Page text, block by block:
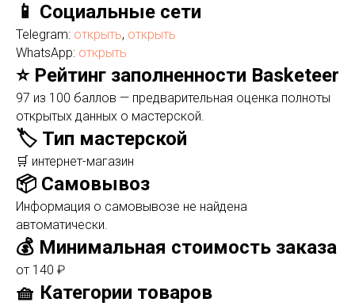
📱 Социальные сети
Telegram: открыть, открыть
WhatsApp: открыть
⭐ Рейтинг заполненности Basketeer
97 из 100 баллов — предварительная оценка полноты
открытых данных о мастерской.
🏷️ Тип мастерской
🛒 интернет-магазин
📦 Самовывоз
Информация о самовывозе не найдена
автоматически.
💰 Минимальная стоимость заказа
от 140 ₽
🧺 Категории товаров